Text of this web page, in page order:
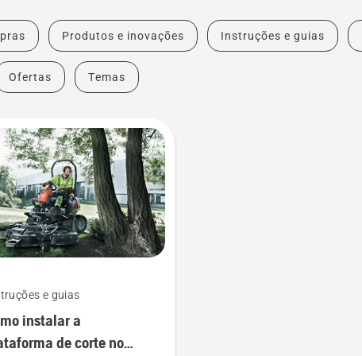
Produtos e inovações Instruções e guias
Ofertas Temas
e guias
instalar a
de corte no